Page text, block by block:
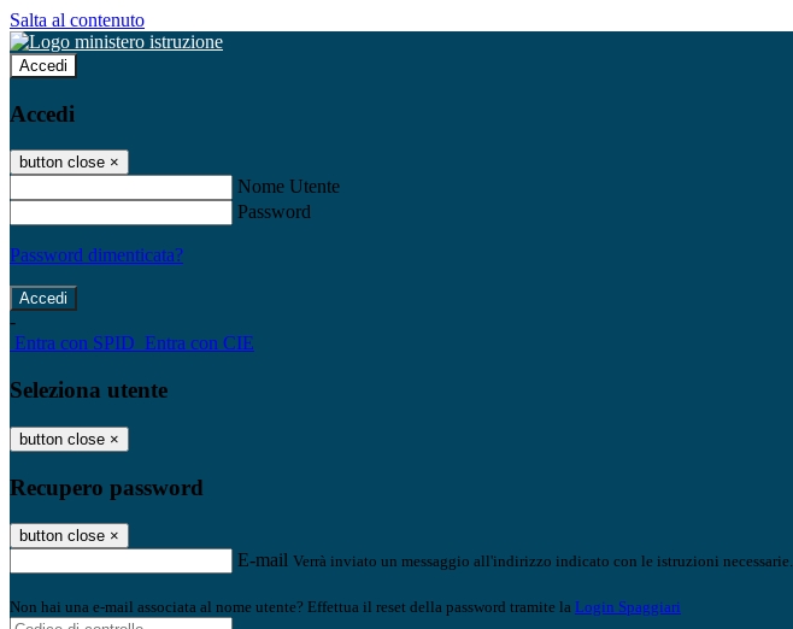
Salta al contenuto
Accedi
Accedi
button close ×
Nome Utente
Password
Password dimenticata?
-
Entra con SPID Entra con CIE
Seleziona utente
button close ×
Recupero password
button close ×
E-mail Verrà inviato un messaggio all'indirizzo indicato con le istruzioni necessarie.
Non hai una e-mail associata al nome utente? Effettua il reset della password tramite la Login Spaggiari